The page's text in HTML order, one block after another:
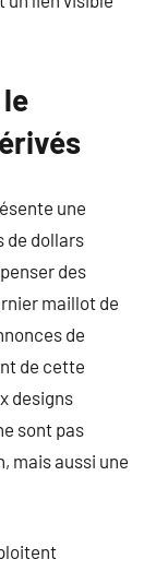
une
de dollars
des
maillot de
de
de cette
designs
sont pas
mais aussi une